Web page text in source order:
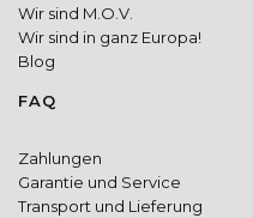
Wir sind M.O.V.
Wir sind in ganz Europa!
Blog
FAQ
Zahlungen
Garantie und Service
Transport und Lieferung